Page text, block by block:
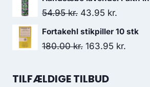
152.00 kr..
pris
37.50 kr..35.50 kr..
54.95kr. Den
oprindelige
pris
54.95 kr..
43.95 kr.
aktuelle
pris
Fortakehl stikpiller 10 stk
180.00kr. Den
pris
163.95 kr.
TILFÆLDIGE TILBUD